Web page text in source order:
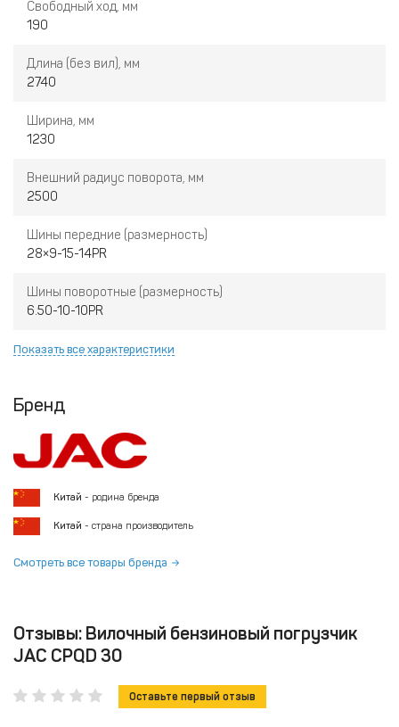
Свободный ход, мм
190
Длина (без вил), мм
2740
Ширина, мм
1230
Внешний радиус поворота, мм
2500
Шины передние (размерность)
28×9-15-14PR
Шины поворотные (размерность)
6.50-10-10PR
Показать все характеристики
Бренд
Китай - родина бренда
Китай - страна производитель
Смотреть все товары бренда
Отзывы: Вилочный бензиновый погрузчик
JAC CPQD 30
Оставьте первый отзыв